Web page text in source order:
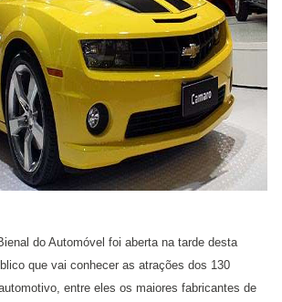
do Automóvel foi aberta na tarde desta
que vai conhecer as atrações dos 130
entre eles os maiores fabricantes de